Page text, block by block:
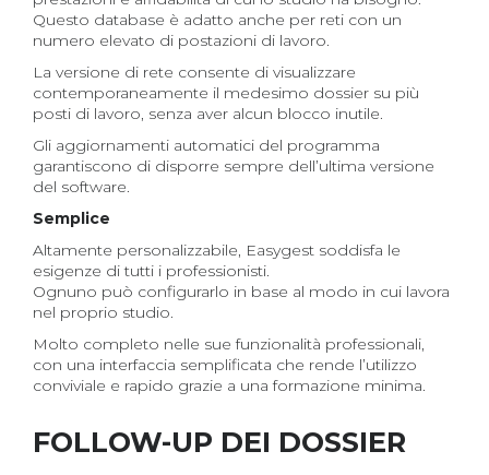
Questo database è adatto anche per reti con un
numero elevato di postazioni di lavoro.
La versione di rete consente di visualizzare
contemporaneamente il medesimo dossier su più
posti di lavoro, senza aver alcun blocco inutile.
Gli aggiornamenti automatici del programma
garantiscono di disporre sempre dell’ultima versione
del software.
Semplice
Altamente personalizzabile, Easygest soddisfa le
esigenze di tutti i professionisti.
Ognuno può configurarlo in base al modo in cui lavora
nel proprio studio.
Molto completo nelle sue funzionalità professionali,
con una interfaccia semplificata che rende l’utilizzo
conviviale e rapido grazie a una formazione minima.
FOLLOW-UP DEI DOSSIER